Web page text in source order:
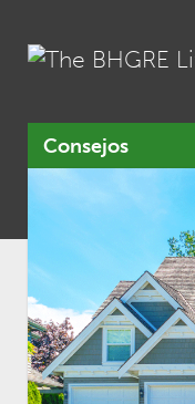
Consejos